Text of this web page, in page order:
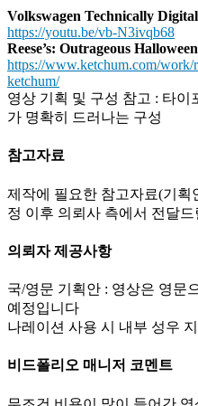
Volkswagen Technically
https://youtu.be/vb-N3ivqb68
Reese’s: Outrageous Halloween
https://www.ketchum.com/work/
ketchum/
영상 기획 및 구성 참고 : 타
가 명확히 드러나는 구성
참고자료
제작에 필요한 참고자료(기획
정 이후 의뢰사 측에서 전달
의뢰자 제공사항
국/영문 기획안 : 영상은 영문
예정입니다
나레이션 사용 시 내부 성우
비드폴리오 매니저 코멘트